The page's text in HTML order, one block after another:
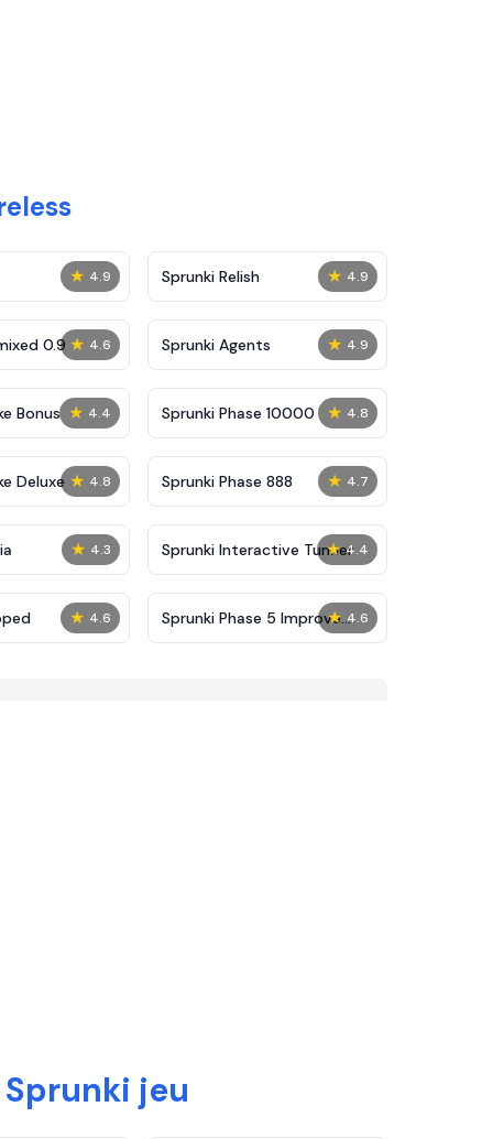
★ 4.9 ★ 4.9
Sprunki Relish
★ 4.6
0.9 ★ 4.9
Sprunki Agents
★ 4.4
Bonus ★ 4.8
Sprunki Phase 10000
★ 4.8
Deluxe ★ 4.7
Sprunki Phase 888
★ 4.3 ★ 4.4
Sprunki Interactive Tunner
★ 4.6 ★ 4.6
Sprunki Phase 5 Improve
Version
jeu